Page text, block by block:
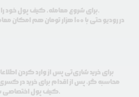
برای شروع معامله، کیف پول خود را به میزان دلخواه شارژ کنید.
در رودیو حتی با 100 هزار تومان هم
برای خرید شاری‌تی پس از وارد کردن
محاسبه گر، پس از اقدام برای خرید در کسری
کیف پول اختصاصی شما قابل مشاهده میباشد.